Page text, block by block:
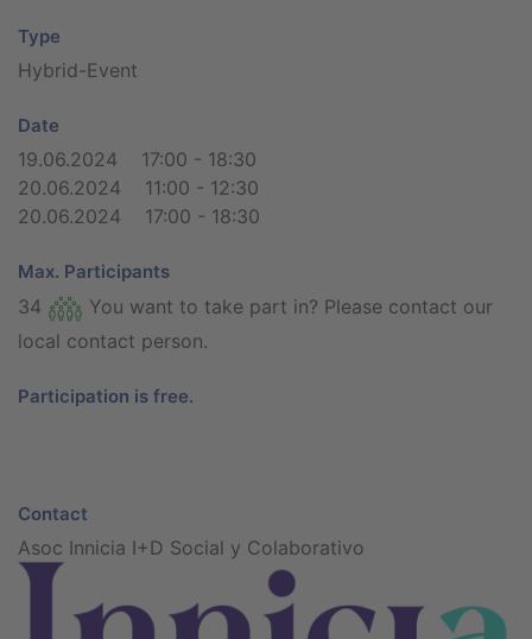
Type
Hybrid-Event
Date
19.06.2024 17:00 - 18:30
20.06.2024 11:00 - 12:30
20.06.2024 17:00 - 18:30
Max. Participants
34
You want to take part in? Please contact our
local contact person.
Participation is free.
Contact
Asoc Innicia I+D Social y Colaborativo